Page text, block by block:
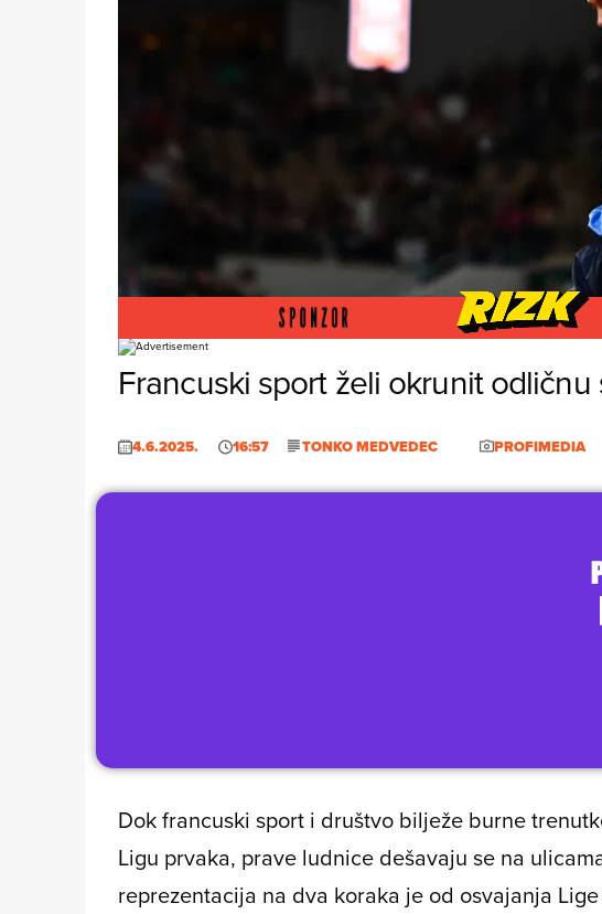
Francuski sport želi okrunit
4.6.2025. 16:57 TONKO MEDVEDEC PROFIMEDIA
Dok francuski sport i društvo bilježe burne
Ligu prvaka, prave ludnice dešavaju se na
reprezentacija na dva koraka je od osvajanja